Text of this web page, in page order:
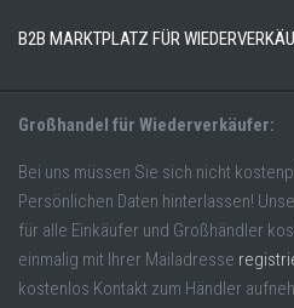
B2B MARKTPLATZ FÜR
Großhandel für Wiederverkäufer:
Bei uns müssen Sie sich nicht
Persönlichen Daten hinterlassen!
für alle Einkäufer und Großhändler
einmalig mit Ihrer Mailadresse
kostenlos Kontakt zum Händler